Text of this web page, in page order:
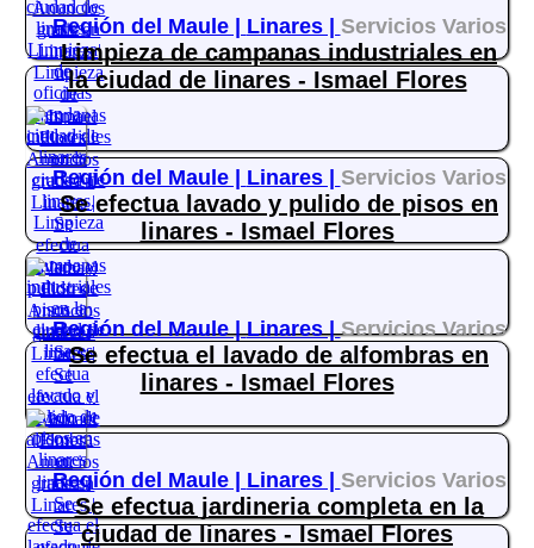
Región del Maule | Linares | Servicios Varios
Limpieza de campanas industriales en
la ciudad de linares - Ismael Flores
Región del Maule | Linares | Servicios Varios
Se efectua lavado y pulido de pisos en
linares - Ismael Flores
Región del Maule |Linares |Servicios Varios
Se efectua el lavado de alfombras en
linares - Ismael Flores
Región del Maule | Linares | Servicios Varios
Se efectua jardineria completa en la
ciudad de linares - Ismael Flores